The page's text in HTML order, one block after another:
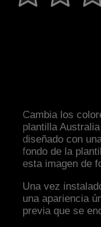
Cambia los
plantilla
diseñado con
fondo de la
esta imagen de
Una vez
una apariencia
previa que se